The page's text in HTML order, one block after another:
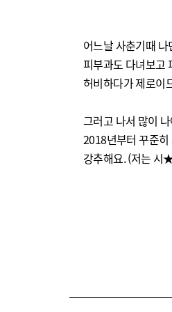
어느날 사춘기때
피부과도 다녀보고
허비하다가 제로이
그러고 나서 많이
2018년부터 꾸준
강추해요. (저는